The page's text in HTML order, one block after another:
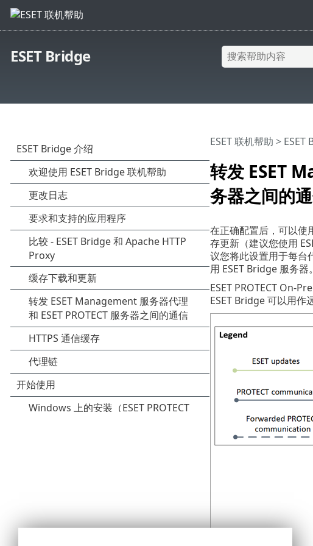
ESET Bridge
转发 ESET
务器之间的
ESET 联机帮助 > ESET
在正确配置后，可以使
存更新（建议您使用
议您将此设置用于每台
用 ESET Bridge 服务器。
ESET PROTECT On-
ESET Bridge 可以用作